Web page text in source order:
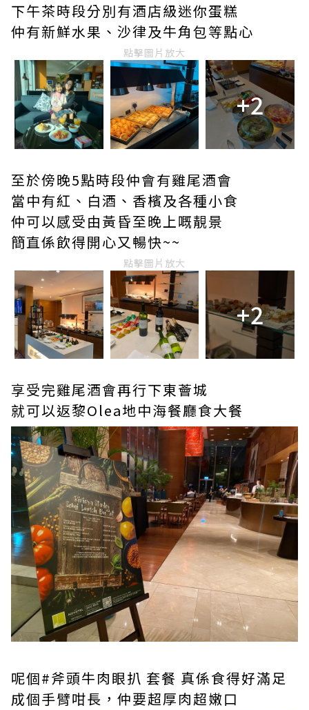
下午茶時段分別有酒店級迷你蛋糕
仲有新鮮水果、沙律及牛角包等點心
點擊圖片放大
+2
至於傍晚5點時段仲會有雞尾酒會
當中有紅、白酒、香檳及各種小食
仲可以感受由黃昏至晚上嘅靚景
簡直係飲得開心又暢快~~
點擊圖片放大
+2
享受完雞尾酒會再行下東薈城
就可以返黎Olea地中海餐廳食大餐
呢個#斧頭牛肉眼扒 套餐 真係食得好滿足
成個手臂咁長，仲要超厚肉超嫩口